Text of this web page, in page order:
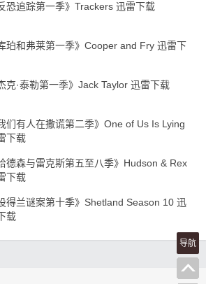
恐追踪第一季》Trackers 迅雷下载
珀和弗莱第一季》Cooper and Fry 迅雷下
克·泰勒第一季》Jack Taylor 迅雷下载
们有人在撒谎第二季》One of Us Is Lying
下载
德森与雷克斯第五至八季》Hudson & Rex
下载
得兰谜案第十季》Shetland Season 10 迅
载
导航